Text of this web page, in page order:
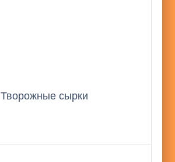
Творожные сырки